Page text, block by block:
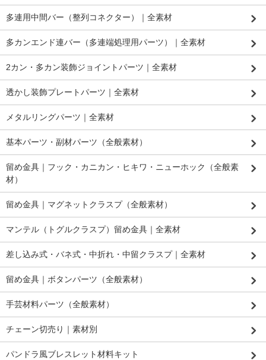
多連用中間バー（整列コネクター）｜全素材
多カンエンド連バー（多連端処理用パーツ）｜全素材
2カン・多カン装飾ジョイントパーツ｜全素材
透かし装飾プレートパーツ｜全素材
メタルリングパーツ｜全素材
基本パーツ・副材パーツ（全般素材）
留め金具｜フック・カニカン・ヒキワ・ニューホック（全般素
材）
留め金具｜マグネットクラスプ（全般素材）
マンテル（トグルクラスプ）留め金具｜全素材
差し込み式・バネ式・中折れ・中留クラスプ｜全素材
留め金具｜ボタンパーツ（全般素材）
手芸材料パーツ（全般素材）
チェーン切売り｜素材別
パンドラ風ブレスレット材料キット